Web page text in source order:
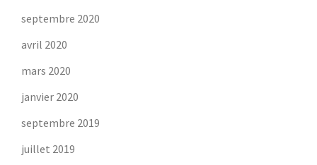
septembre 2020
avril 2020
mars 2020
janvier 2020
septembre 2019
juillet 2019